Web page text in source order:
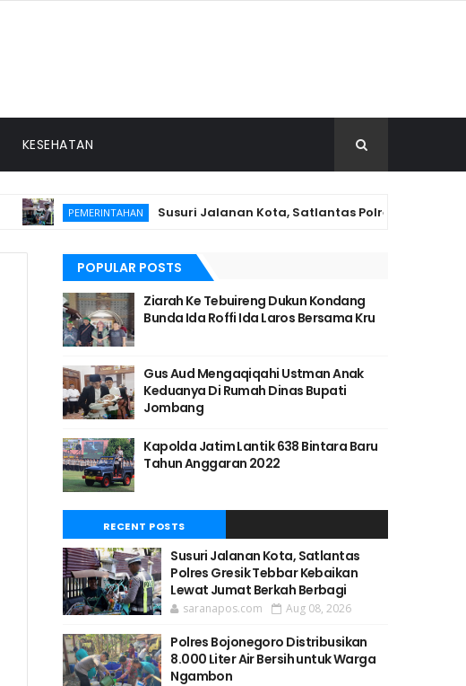
KESEHATAN
PEMERINTAHAN Susuri Jalanan Kota, Satlantas Polres Gresik Tebbar
POPULAR POSTS
Ziarah Ke Tebuireng Dukun Kondang
Bunda Ida Roffi Ida Laros Bersama Kru
Gus Aud Mengaqiqahi Ustman Anak
Keduanya Di Rumah Dinas Bupati
Jombang
Kapolda Jatim Lantik 638 Bintara Baru
Tahun Anggaran 2022
RECENT POSTS
Susuri Jalanan Kota, Satlantas
Polres Gresik Tebbar Kebaikan
Lewat Jumat Berkah Berbagi
saranapos.com Aug 08, 2026
Polres Bojonegoro Distribusikan
8.000 Liter Air Bersih untuk Warga
Ngambon